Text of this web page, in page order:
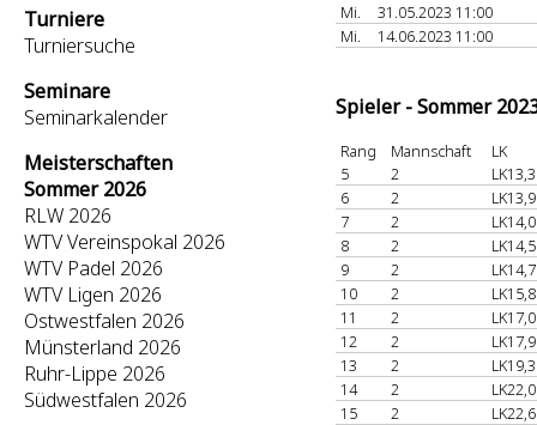
Turniere
Turniersuche
Seminare
Seminarkalender
Meisterschaften
Sommer 2026
RLW 2026
WTV Vereinspokal 2026
WTV Padel 2026
WTV Ligen 2026
Ostwestfalen 2026
Münsterland 2026
Ruhr-Lippe 2026
Südwestfalen 2026
Mi.
31.05.2023 11:00
Mi.
14.06.2023 11:00
Spieler - Sommer
Rang Mannschaft
LK
5
2
LK13,3
6
2
LK13,9
7
2
LK14,0
8
2
LK14,5
9
2
LK14,7
10
2
LK15,8
11
2
LK17,0
12
2
LK17,9
13
2
LK19,3
14
2
LK22,0
15
2
LK22,6